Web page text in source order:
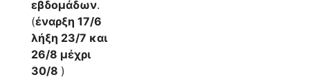
εβδομάδων.
(έναρξη 17/6
λήξη 23/7 και
26/8 μέχρι
30/8 )